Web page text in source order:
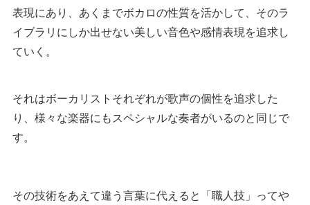
表現にあり、あくまでボカロの性質を活かして、そのラ
イブラリにしか出せない美しい音色や感情表現を追求し
ていく。
それはボーカリストそれぞれが歌声の個性を追求した
り、様々な楽器にもスペシャルな奏者がいるのと同じで
す。
その技術をあえて違う言葉に代えると「職人技」ってや